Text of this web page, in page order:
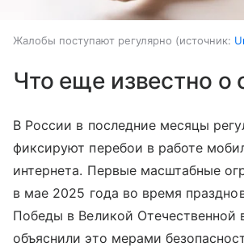
Жалобы поступают регулярно источник:
Что еще известно о
В России в последние месяцы
фиксируют перебои в работе
интернета. Первые масштабные
в мае 2025 года во время
Победы в Великой Отечественной
объяснили это мерами